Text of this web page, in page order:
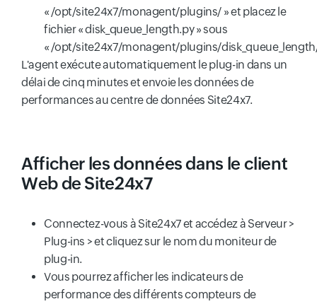
« /opt/site24x7/monagent/plugins/ » et placez le
fichier « disk_queue_length.py » sous
« /opt/site24x7/monagent/plugins/
L'agent exécute automatiquement le plug-in dans un
délai de cinq minutes et envoie les données de
performances au centre de données Site24x7.
Afficher les données dans le client
Web de Site24x7
Connectez-vous à Site24x7 et accédez à Serveur >
Plug-ins > et cliquez sur le nom du moniteur de
plug-in.
Vous pourrez afficher les indicateurs de
performance des différents compteurs de